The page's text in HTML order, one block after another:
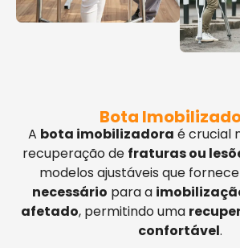
Bota
A bota imobilizadora é crucial
recuperação de fraturas ou
modelos ajustáveis que
necessário para a
afetado, permitindo uma
confortável.